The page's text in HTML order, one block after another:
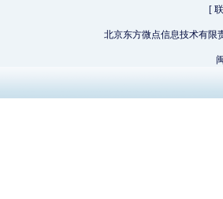
[
北京东方微点信息技术有限